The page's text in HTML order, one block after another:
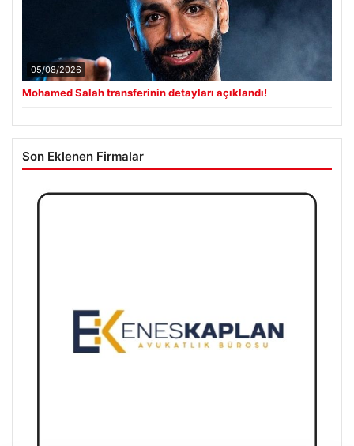
05/08/2026
Mohamed Salah transferinin detayları açıklandı!
Son Eklenen Firmalar